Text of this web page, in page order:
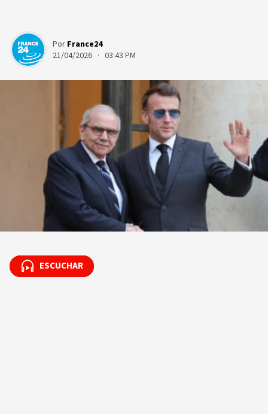
Por France24
21/04/2026 · 03:43 PM
ESCUCHAR
ESCUCHAR